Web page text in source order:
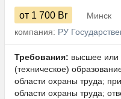
от 1 700 Br
Минск
компания: РУ
Требования: высшее или
(техническое)
области охраны труда;
области охраны труда;